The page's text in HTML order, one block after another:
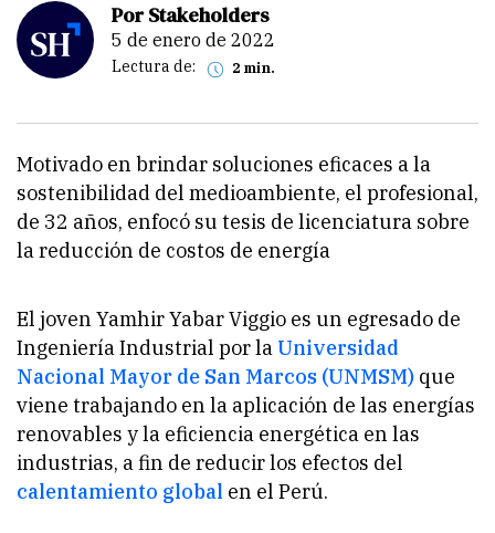
Por Stakeholders
5 de enero de 2022
Lectura de: 2 min.
Motivado en brindar soluciones eficaces a la
sostenibilidad del medioambiente, el profesional,
de 32 años, enfocó su tesis de licenciatura sobre
la reducción de costos de energía
El joven Yamhir Yabar Viggio es un egresado de
Ingeniería Industrial por la Universidad
Nacional Mayor de San Marcos (UNMSM) que
viene trabajando en la aplicación de las energías
renovables y la eficiencia energética en las
industrias, a fin de reducir los efectos del
calentamiento global en el Perú.